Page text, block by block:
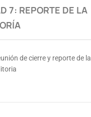
7: REPORTE DE LA
de cierre y reporte de la